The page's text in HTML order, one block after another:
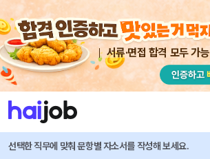
서류·면접 합격 모두 가능
채용공고 자소서 자유항목 자소서 내 작성목록
정식품 즐겨찾기
2025년 상반기 신입사원 채용
선택한 직무에 맞춰 문항별 자소서를 작성해 보세요.